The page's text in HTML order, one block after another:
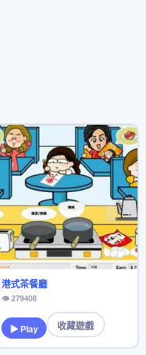
港式茶餐廳
👁 279408
▶ Play 收藏遊戲